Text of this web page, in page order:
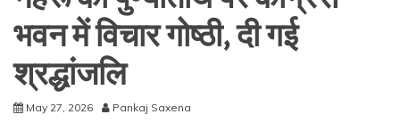
भवन में विचार गोष्ठी, दी गई
श्रद्धांजलि
May 27, 2026 Pankaj Saxena